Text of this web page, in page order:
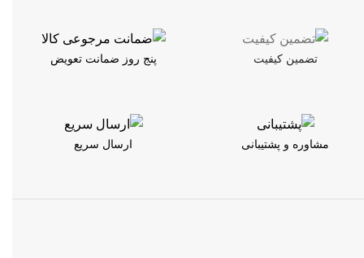
تضمین کیفیت پنج روز ضمانت تعویض
مشاوره و پشتیبانی ارسال سریع